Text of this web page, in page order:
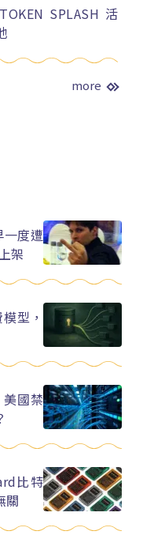
SPLASH 活
more
度遭
架
型，
國禁
比特
關